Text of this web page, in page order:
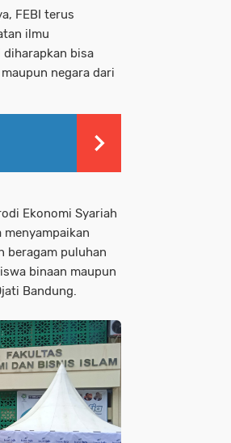
FEBI terus
ilmu
bisa
negara dari
Ekonomi Syariah
menyampaikan
beragam puluhan
binaan maupun
Bandung.